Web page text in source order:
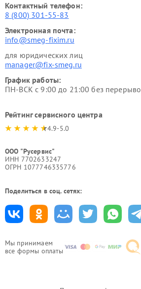
Мы принимаем
все формы оплаты
Контактный телефон:
8 (800) 301-55-83
Электронная почта:
info@smeg-fixim.ru
для юридических лиц
manager@fix-smeg.ru
График работы:
ПН-ВСК с 9:00 до 21:00 без
Рейтинг сервисного центра
4.9-5.0
ООО "Русервис"
ИНН 7702633247
ОГРН 1077746335776
Поделиться в соц. сетях: